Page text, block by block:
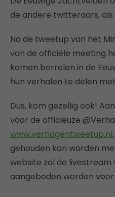
de andere twitteraars,
Na de tweetup van het
van de officiële meeting
komen borrelen in de
hun verhalen te delen
Dus, kom gezellig ook!
voor de officieuze
www.verhagentweetup.nl
gehouden kan worden
website zal de livestream
aangeboden worden